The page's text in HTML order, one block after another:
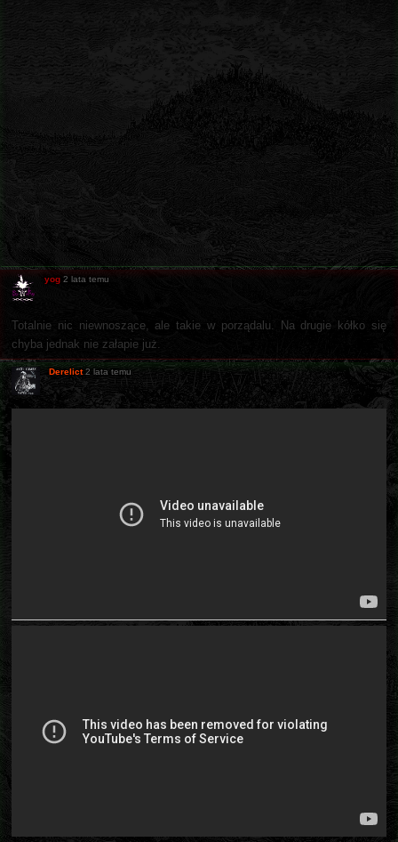
yog 2 lata temu
Totalnie nic niewnoszące, ale takie w porządalu. Na drugie kółko się
chyba jednak nie załapie już.
Derelict 2 lata temu